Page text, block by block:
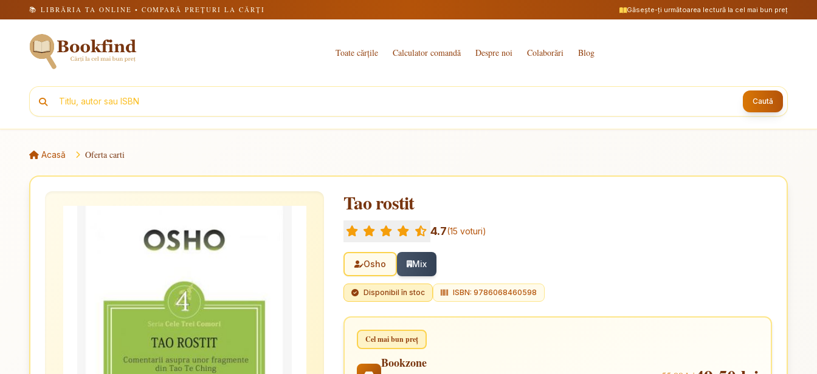
📚 LIBRĂRIA TA ONLINE • COMPARĂ PREȚURI LA CĂRȚI Găsește-ți următoarea lectură la cel mai bun preț
Toate cărțile Calculator comandă Despre noi Colaborări Blog
Caută
Acasă Oferta carti
Tao rostit
4.7(15 voturi)
Osho Mix
Disponibil în stoc ISBN: 9786068460598
Cel mai bun preț
Bookzone